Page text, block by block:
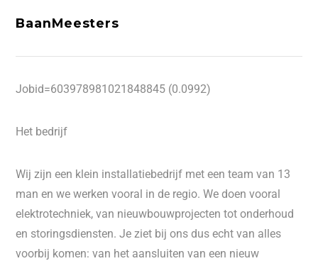
BaanMeesters
Jobid=603978981021848845 (0.0992)
Het bedrijf
Wij zijn een klein installatiebedrijf met een team van 13
man en we werken vooral in de regio. We doen vooral
elektrotechniek, van nieuwbouwprojecten tot onderhoud
en storingsdiensten. Je ziet bij ons dus echt van alles
voorbij komen: van het aansluiten van een nieuw